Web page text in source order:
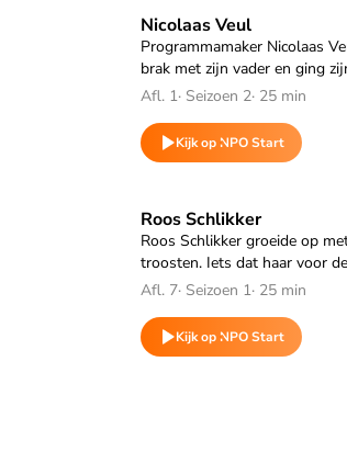
Nicolaas Veul
Programmamaker Nicolaas
brak met zijn vader en ging
Afl. 1· Seizoen 2· 25 min
Kijk op NPO Start
Speel "Nicolaas Veul" af
Roos Schlikker
Roos Schlikker groeide op
troosten. Iets dat haar voor
Afl. 7· Seizoen 1· 25 min
Kijk op NPO Start
Speel "Roos Schlikker" af